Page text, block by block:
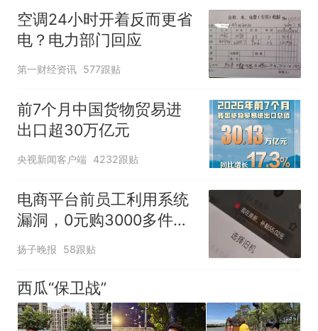
空调24小时开着反而更省
电？电力部门回应
第一财经资讯 577跟贴
前7个月中国货物贸易进
出口超30万亿元
央视新闻客户端 4232跟贴
电商平台前员工利用系统
漏洞，0元购3000多件家
电！
扬子晚报 58跟贴
西瓜“保卫战”